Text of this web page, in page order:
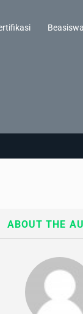
Beasiswa
ABOUT THE